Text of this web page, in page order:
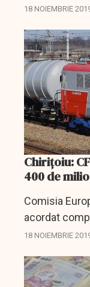
anunţat luni
18 NOIEMBRIE
Chiriţoiu:
400 de
Comisia
acordat
ilegal, iar
Bogdan...
18 NOIEMBRIE